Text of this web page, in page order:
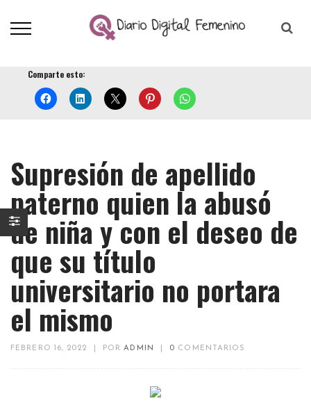
Comparte esto:
Supresión de apellido
paterno quien la abusó
de niña y con el deseo de
que su título
universitario no portara
el mismo
FEBRERO 16, 2022 PORADMIN 0 COMENTARIOS